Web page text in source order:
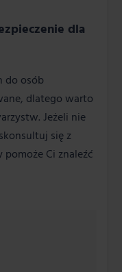
dla
do osób
dlatego warto
Jeżeli nie
się z
Ci znaleźć